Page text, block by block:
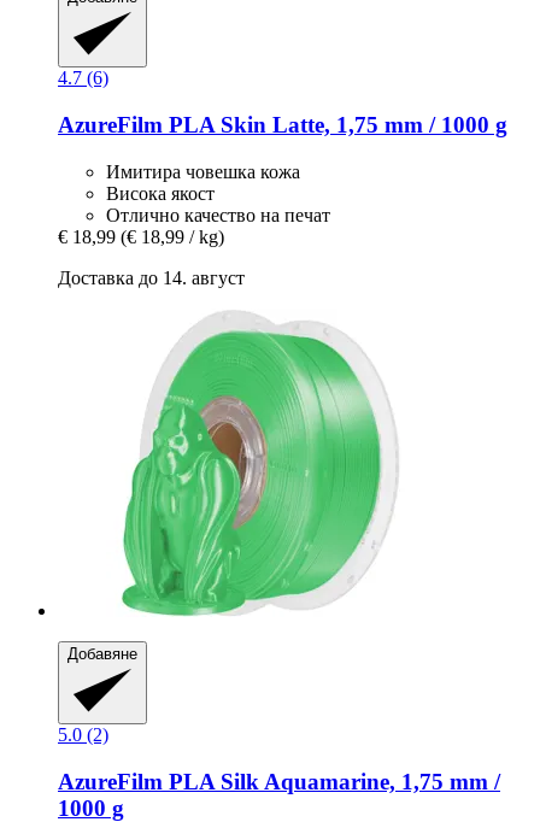
4.7 (6)
AzureFilm PLA Skin Latte, 1,75 mm / 1000 g
Имитира човешка кожа
Висока якост
Отлично качество на печат
€ 18,99 (€ 18,99 / kg)
Доставка до 14. август
Добавяне
5.0 (2)
AzureFilm PLA Silk Aquamarine, 1,75 mm /
1000 g